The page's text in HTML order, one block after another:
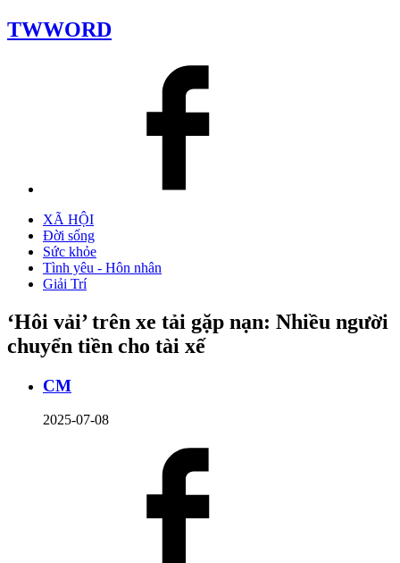
TWWORD
XÃ HỘI
Đời sống
Sức khỏe
Tình yêu - Hôn nhân
Giải Trí
‘Hôi vải’ trên xe tải gặp nạn: Nhiều người
chuyển tiền cho tài xế
CM
2025-07-08